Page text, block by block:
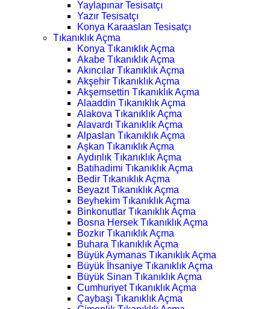
Yaylapınar Tesisatçı
Yazır Tesisatçı
Konya Karaaslan Tesisatçı
Tıkanıklık Açma
Konya Tıkanıklık Açma
Akabe Tıkanıklık Açma
Akıncılar Tıkanıklık Açma
Akşehir Tıkanıklık Açma
Akşemsettin Tıkanıklık Açma
Alaaddin Tıkanıklık Açma
Alakova Tıkanıklık Açma
Alavardı Tıkanıklık Açma
Alpaslan Tıkanıklık Açma
Aşkan Tıkanıklık Açma
Aydınlık Tıkanıklık Açma
Batıhadimi Tıkanıklık Açma
Bedir Tıkanıklık Açma
Beyazıt Tıkanıklık Açma
Beyhekim Tıkanıklık Açma
Binkonutlar Tıkanıklık Açma
Bosna Hersek Tıkanıklık Açma
Bozkır Tıkanıklık Açma
Buhara Tıkanıklık Açma
Büyük Aymanas Tıkanıklık Açma
Büyük İhsaniye Tıkanıklık Açma
Büyük Sinan Tıkanıklık Açma
Cumhuriyet Tıkanıklık Açma
Çaybaşı Tıkanıklık Açma